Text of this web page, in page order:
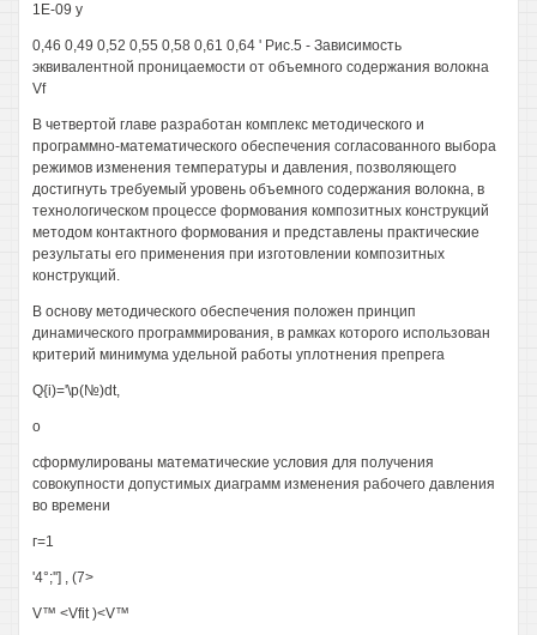
1Е-09 у
0,46 0,49 0,52 0,55 0,58 0,61 0,64 ' Рис.5 - Зависимость
эквивалентной проницаемости от объемного содержания волокна
Vf
В четвертой главе разработан комплекс методического и
программно-математического обеспечения согласованного выбора
режимов изменения температуры и давления, позволяющего
достигнуть требуемый уровень объемного содержания волокна, в
технологическом процессе формования композитных конструкций
методом контактного формования и представлены практические
результаты его применения при изготовлении композитных
конструкций.
В основу методического обеспечения положен принцип
динамического программирования, в рамках которого использован
критерий минимума удельной работы уплотнения препрега
Q{i)='\p(№)dt,
о
сформулированы математические условия для получения
совокупности допустимых диаграмм изменения рабочего давления
во времени
г=1
'4°;''] , (7>
V™ <Vfit )<V™